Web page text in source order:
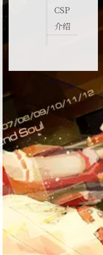
CSP
介绍